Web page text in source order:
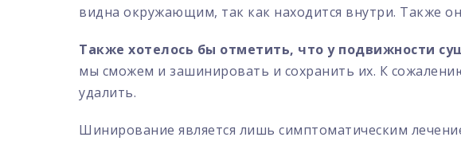
видна окружающим, так как находится внутри. Также
Также хотелось бы отметить, что у подвижности
мы сможем и зашинировать и сохранить их. К
удалить.
Шинирование является лишь симптоматическим